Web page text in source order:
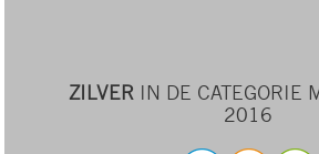
ZILVER IN DE CATEGORIE
2016